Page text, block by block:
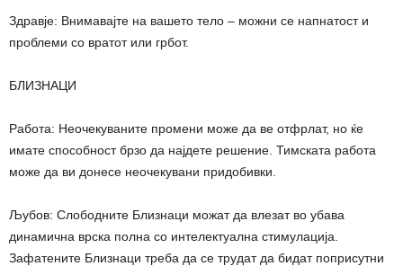
Здравје: Внимавајте на вашето тело – можни се напнатост и
проблеми со вратот или грбот.
БЛИЗНАЦИ
Работа: Неочекуваните промени може да ве отфрлат, но ќе
имате способност брзо да најдете решение. Тимската работа
може да ви донесе неочекувани придобивки.
Љубов: Слободните Близнаци можат да влезат во убава
динамична врска полна со интелектуална стимулација.
Зафатените Близнаци треба да се трудат да бидат поприсутни